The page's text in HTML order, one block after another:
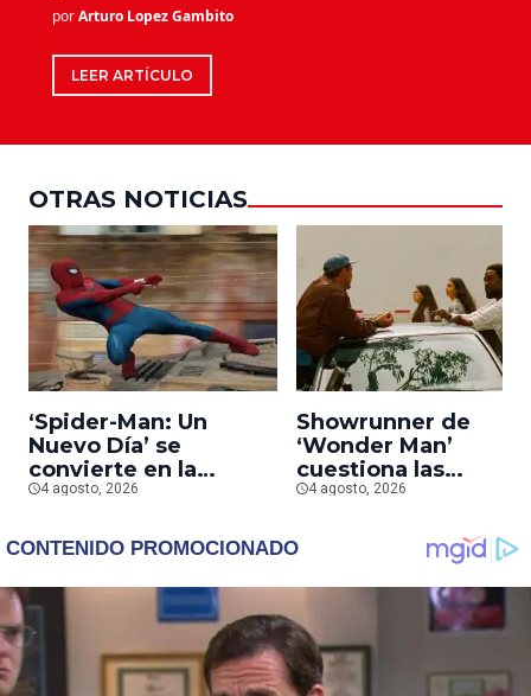
porArturo Lopez Gambito
LEER ARTÍCULO
OTRAS NOTICIAS
‘Spider-Man: Un
Nuevo Día’ se
convierte en la
segunda película que
los mil millones en
4 agosto, 2026
Showrunner de
‘Wonder Man’
cuestiona las
prioridades de
la serie
4 agosto, 2026